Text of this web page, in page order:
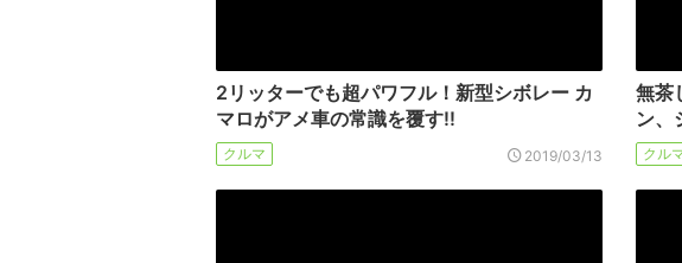
2リッターでも超パワフル！新型シボレー カ
マロがアメ車の常識を覆す!!
クルマ 2019/03/13
無茶
ン、
クル